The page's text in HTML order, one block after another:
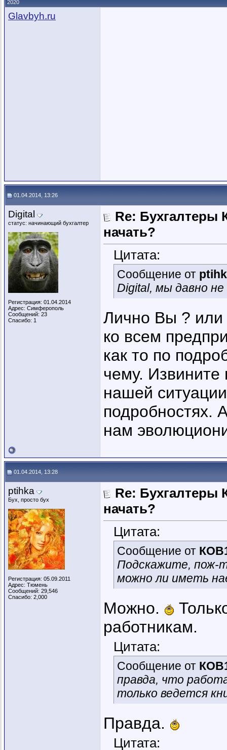
2020
Glavbyh.ru
01.04.2014, 13:26
Digital
статус: начинающий бухгалтер
Регистрация: 01.04.2014
Адрес: Симферополь
Сообщений: 23
Спасибо: 1
Re: Бухгалтеры
начать?
Цитата:
Сообщение от
Digital, мы давно
Лично Вы ? или
ко всем
как то по
чему. Извините
нашей
подробностях.
нам
01.04.2014, 13:28
ptihka
Бух, просто бух
Регистрация: 05.09.2011
Адрес: Тюмень
Сообщений: 29,546
Спасибо: 2,000
Re: Бухгалтеры
начать?
Цитата:
Сообщение от
Подскажите, пож-
можно ли иметь
Можно.
работникам.
Цитата:
Сообщение от
правда, что
только ведется
Правда.
Цитата: